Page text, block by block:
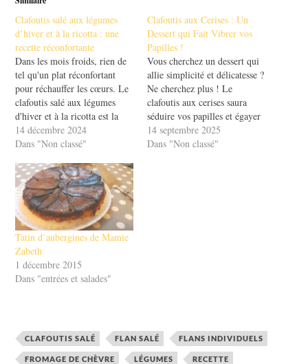
Clafoutis salé aux légumes
d’hiver et à la ricotta : une
recette réconfortante
Dans les mois froids, rien de
tel qu'un plat réconfortant
pour réchauffer les cœurs. Le
clafoutis salé aux légumes
d'hiver et à la ricotta est la
réponse parfaite à cette quête
de chaleur. Cette recette
avant des légumes de saison,
tout en offrant une texture…
14 décembre 2024
Dans "Non classé"
Clafoutis aux Cerises : Un
Dessert qui Fait Vibrer vos
Papilles !
Vous cherchez un dessert qui
allie simplicité et délicatesse ?
Ne cherchez plus ! Le
clafoutis aux cerises saura
séduire vos papilles et égayer
vos repas. Avec son goût
sucré et sa texture fondante,
14 septembre 2025
Dans "Non classé"
Tatin d’aubergines de Mamie
Zabeth
1 décembre 2015
Dans "entrées et salades"
CLAFOUTIS SALÉ FLAN SALÉ FLANS INDIVIDUELS
FROMAGE DE CHÈVRE LÉGUMES RECETTE